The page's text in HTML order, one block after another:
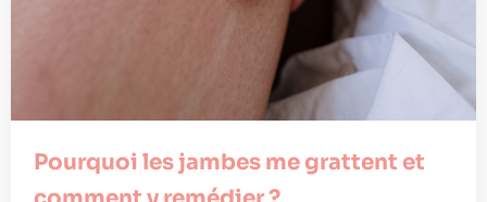
Pourquoi les jambes me grattent et